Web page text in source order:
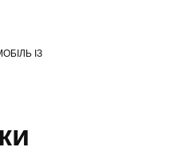
ДЕНЬ СІМ’Ї
ОБЛАСТІ З ПРОФЕСІЙНИМ
ВИСОКИМИ ДЕРЖАВНИМИ
ІЗ